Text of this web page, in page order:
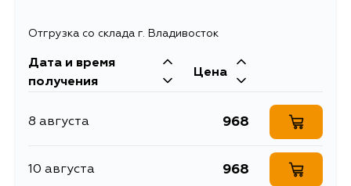
Отгрузка со склада г. Владивосток
Дата и время
получения
Цена
8 августа 968
10 августа 968